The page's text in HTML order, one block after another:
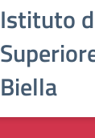
Istituto
Biella